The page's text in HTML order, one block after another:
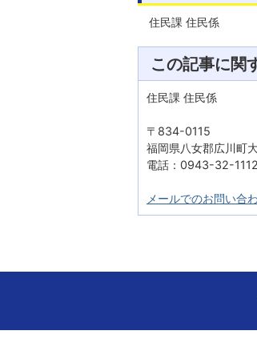
住民課 住民係
この記事に関
住民課 住民係
〒834-0115
福岡県八女郡広川町
電話：0943-32-
メールでのお問い合